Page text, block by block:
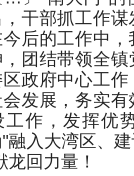
干部抓工作
今后的工作中
团结带领全
政府中心工
发展，务实
工作，发挥优
融入大湾区、
龙回力量！